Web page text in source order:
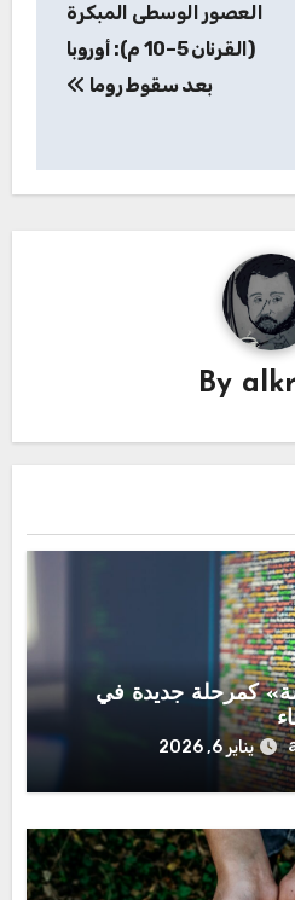
​العصور الوسطى المبكرة
(القرنان 5–10 م): أوروبا
بعد سقوط روما
By
كمرحلة جديدة في
يناير 6, 2026